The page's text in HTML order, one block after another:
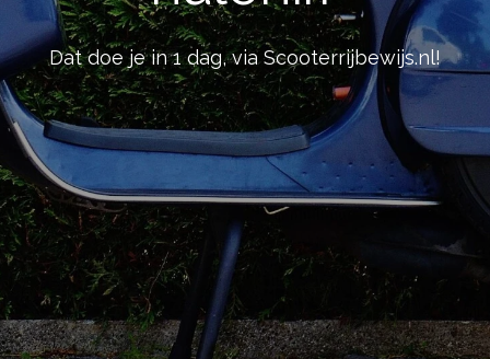
Dat doe je in 1 dag, via Scooterrijbewijs.nl!